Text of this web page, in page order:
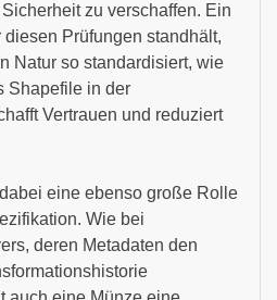
zu verschaffen. Ein
Prüfungen standhält,
Natur so standardisiert, wie
Shapefile in der
Vertrauen und reduziert
eine ebenso große Rolle
Wie bei
deren Metadaten den